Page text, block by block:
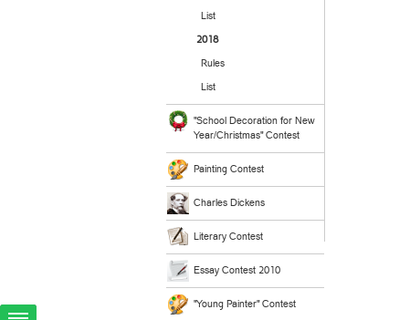
List
2018
Rules
List
"School Decoration for New
Year/Christmas" Contest
Painting Contest
Charles Dickens
Literary Contest
Essay Contest 2010
"Young Painter" Contest